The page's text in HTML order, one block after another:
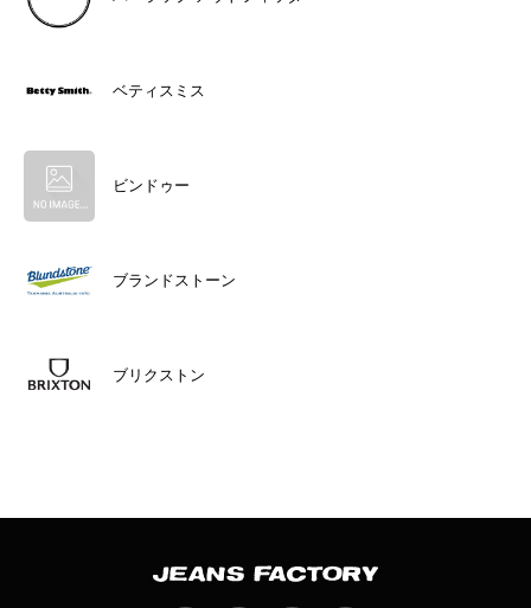
ベティスミス
ビンドゥー
ブランドストーン
ブリクストン